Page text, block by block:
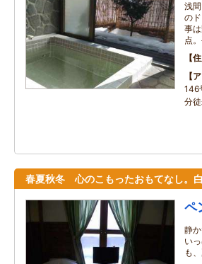
浅
の
事
点
146
分徒
春夏秋冬 心のこもったおもてなし。
ペ
静
い
も